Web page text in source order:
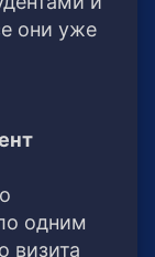
они уже
одним
визита